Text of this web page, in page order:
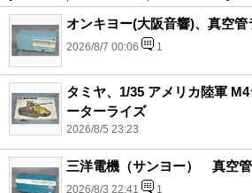
オンキヨー(大阪音響)、真空管
2026/8/7 00:06 1
タミヤ、1/35 アメリカ陸軍
ーターライズ
2026/8/5 23:23
三洋電機（サンヨー） 真空
2026/8/3 22:41 1